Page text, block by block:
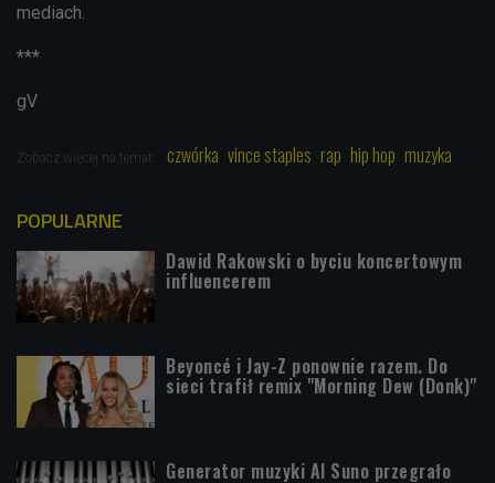
mediach.
***
gV
Zobacz więcej na temat: czwórka vince staples rap hip hop muzyka
POPULARNE
Dawid Rakowski o byciu koncertowym
influencerem
Beyoncé i Jay-Z ponownie razem. Do
sieci trafił remix "Morning Dew (Donk)"
Generator muzyki AI Suno przegrało